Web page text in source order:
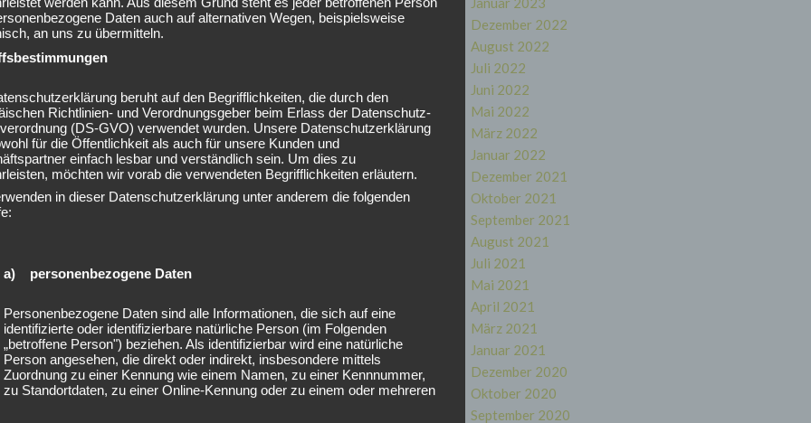
Sportpark Hannover, Nähe Sportleistungszentrum am Maschsee.
Linden, Fösseweg 5, 30453 Hannover
€ in Vorleistung, Ratenzahlung ist möglich
ist anerkannt als „Die Neue Rückenschule nach KddR-Richtlinien“ und
Krankenkassen prozentual übernommen oder per Gutschein
und Anmeldung zum Kurs rufen Sie gerne an oder senden eine e-mail
hannover.de
5081581
Dezember 2022
August 2022
Juli 2022
Juni 2022
Mai 2022
März 2022
Januar 2022
Dezember 2021
Oktober 2021
September 2021
August 2021
Juli 2021
Mai 2021
April 2021
März 2021
Januar 2021
Dezember 2020
Oktober 2020
September 2020
Daten auch auf alternativen Wegen, beispielsweise
an uns zu übermitteln.
beruht auf den Begrifflichkeiten, die durch den
Richtlinien- und Verordnungsgeber beim Erlass der Datenschutz-
(DS-GVO) verwendet wurden. Unsere Datenschutzerklärung
für die Öffentlichkeit als auch für unsere Kunden und
einfach lesbar und verständlich sein. Um dies zu
möchten wir vorab die verwendeten Begrifflichkeiten erläutern.
in dieser Datenschutzerklärung unter anderem die folgenden
a) personenbezogene Daten
Personenbezogene Daten sind alle Informationen, die sich auf eine
identifizierte oder identifizierbare natürliche Person (im Folgenden
„betroffene Person") beziehen. Als identifizierbar wird eine natürliche
Person angesehen, die direkt oder indirekt, insbesondere mittels
Zuordnung zu einer Kennung wie einem Namen, zu einer Kennnummer,
zu Standortdaten, zu einer Online-Kennung oder zu einem oder mehreren